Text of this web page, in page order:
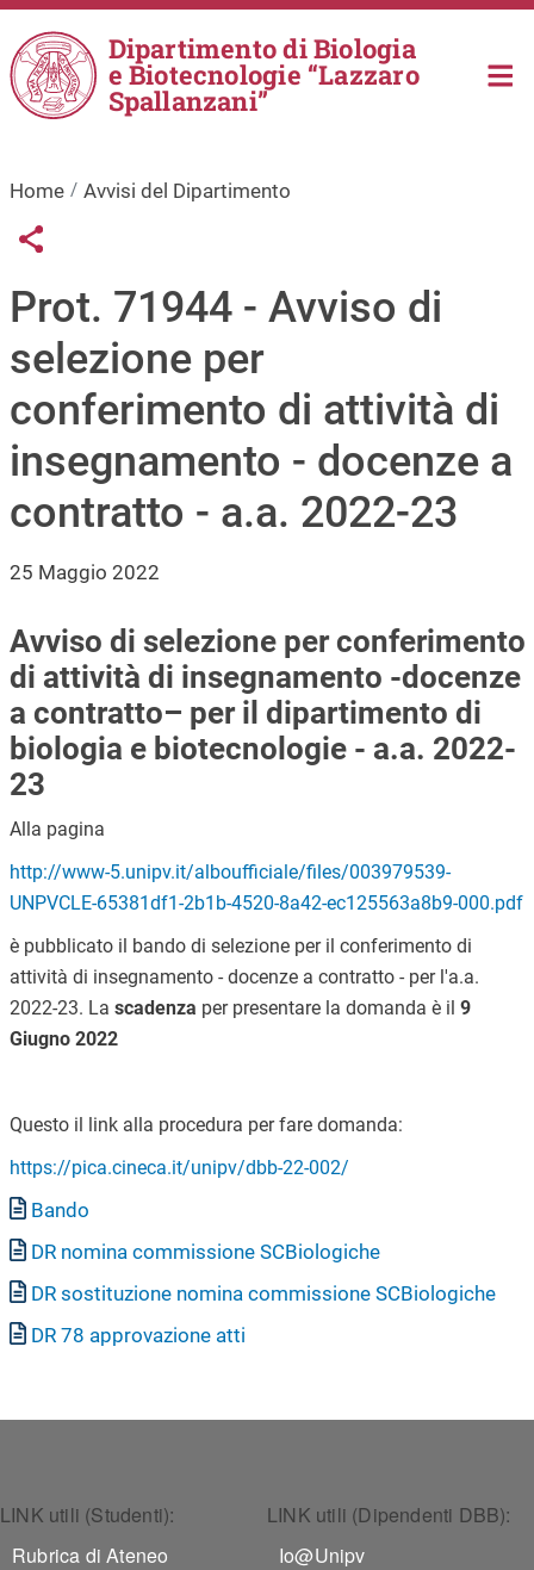
Salta al contenuto principale
Dipartimento di Biologia
e Biotecnologie “Lazzaro
Spallanzani”
Home Avvisi del Dipartimento
Links condivisione social
Share button
Prot. 71944 - Avviso di
selezione per
conferimento di attività di
insegnamento - docenze a
contratto - a.a. 2022-23
25 Maggio 2022
Avviso di selezione per conferimento
di attività di insegnamento -docenze
a contratto– per il dipartimento di
biologia e biotecnologie - a.a. 2022-
23
Alla pagina
http://www-5.unipv.it/alboufficiale/files/003979539-
UNPVCLE-65381df1-2b1b-4520-8a42-ec125563a8b9-000.pdf
è pubblicato il bando di selezione per il conferimento di
attività di insegnamento - docenze a contratto - per l'a.a.
2022-23. La scadenza per presentare la domanda è il 9
Giugno 2022
Questo il link alla procedura per fare domanda:
https://pica.cineca.it/unipv/dbb-22-002/
Documento
Bando
Documento
DR nomina commissione SCBiologiche
Documento
DR sostituzione nomina commissione SCBiologiche
Documento
DR 78 approvazione atti
Footer 1
LINK utili (Studenti):
Rubrica di Ateneo
Footer 2
LINK utili (Dipendenti DBB):
Io@Unipv